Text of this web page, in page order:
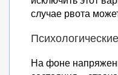
случае рвота
На фоне